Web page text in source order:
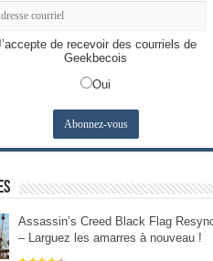
de recevoir des courriels de
Geekbecois
Oui
Assassin’s Creed Black Flag
– Larguez les amarres à nouveau !